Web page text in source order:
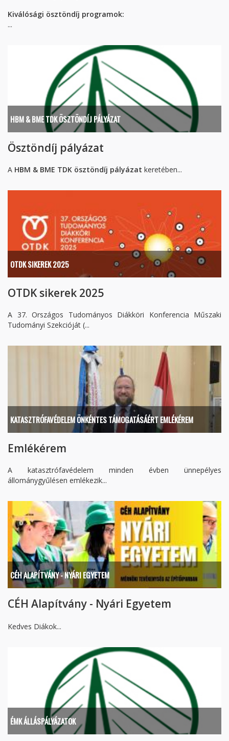
Kiválósági ösztöndíj programok:
...
HBM & BME TDK ÖSZTÖNDÍJ PÁLYÁZAT
Ösztöndíj pályázat
A HBM & BME TDK ösztöndíj pályázat keretében...
OTDK SIKEREK 2025
OTDK sikerek 2025
A 37. Országos Tudományos Diákköri Konferencia Műszaki
Tudományi Szekcióját (...
KATASZTRÓFAVÉDELEM ÖNKÉNTES TÁMOGATÁSÁÉRT EMLÉKÉREM
Emlékérem
A katasztrófavédelem minden évben ünnepélyes
állománygyűlésen emlékezik...
CÉH ALAPÍTVÁNY - NYÁRI EGYETEM
CÉH Alapítvány - Nyári Egyetem
Kedves Diákok...
ÉMK ÁLLÁSPÁLYÁZATOK